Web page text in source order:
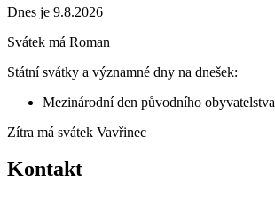
Dnes je 9.8.2026
Svátek má Roman
Státní svátky a významné dny na dnešek:
Mezinárodní den původního obyvatelstva
Zítra má svátek Vavřinec
Kontakt